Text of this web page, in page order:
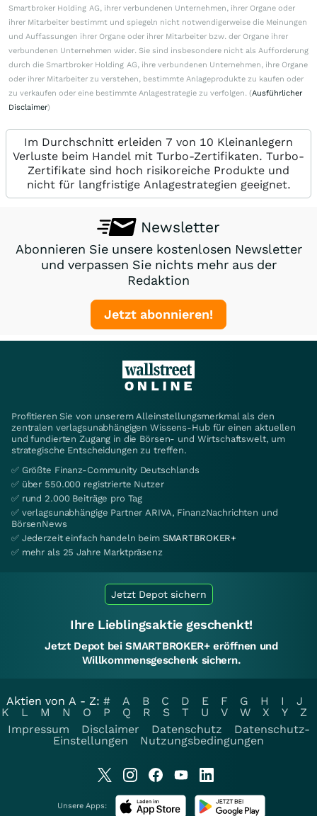
Smartbroker Holding AG, ihrer verbundenen Unternehmen, ihrer Organe oder
ihrer Mitarbeiter bestimmt und spiegeln nicht notwendigerweise die Meinungen
und Auffassungen ihrer Organe oder ihrer Mitarbeiter bzw. der Organe ihrer
verbundenen Unternehmen wider. Sie sind insbesondere nicht als Aufforderung
durch die Smartbroker Holding AG, ihre verbundenen Unternehmen, ihre Organe
oder ihrer Mitarbeiter zu verstehen, bestimmte Anlageprodukte zu kaufen oder
zu verkaufen oder eine bestimmte Anlagestrategie zu verfolgen. (Ausführlicher
Disclaimer)
Im Durchschnitt erleiden 7 von 10 Kleinanlegern
Verluste beim Handel mit Turbo-Zertifikaten. Turbo-
Zertifikate sind hoch risikoreiche Produkte und
nicht für langfristige Anlagestrategien geeignet.
Newsletter
Abonnieren Sie unsere kostenlosen Newsletter
und verpassen Sie nichts mehr aus der
Redaktion
Jetzt abonnieren!
Profitieren Sie von unserem Alleinstellungsmerkmal als den
zentralen verlagsunabhängigen Wissens-Hub für einen aktuellen
und fundierten Zugang in die Börsen- und Wirtschaftswelt, um
strategische Entscheidungen zu treffen.
✅ Größte Finanz-Community Deutschlands
✅ über 550.000 registrierte Nutzer
✅ rund 2.000 Beiträge pro Tag
✅ verlagsunabhängige Partner ARIVA, FinanzNachrichten und
BörsenNews
✅ Jederzeit einfach handeln beim SMARTBROKER+
✅ mehr als 25 Jahre Marktpräsenz
Jetzt Depot sichern
Ihre Lieblingsaktie geschenkt!
Jetzt Depot bei SMARTBROKER+ eröffnen und
Willkommensgeschenk sichern.
Aktien von A - Z: # A B C D E F G H I
J
K
L M N O P Q R S T U V W X Y
Z
Impressum
Disclaimer Datenschutz
Datenschutz-
Einstellungen
Nutzungsbedingungen
Unsere Apps: